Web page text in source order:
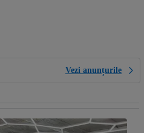
Vezi anunțurile